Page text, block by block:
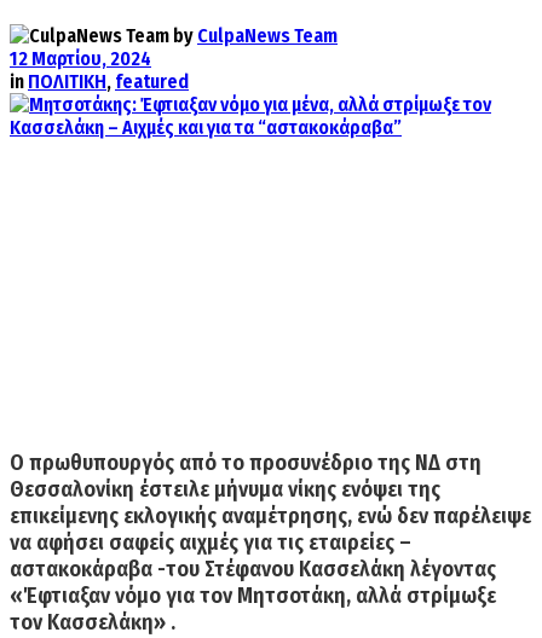
by CulpaNews Team
12 Μαρτίου, 2024
in ΠΟΛΙΤΙΚΗ, featured
Ο πρωθυπουργός από το προσυνέδριο της ΝΔ στη
Θεσσαλονίκη έστειλε μήνυμα νίκης ενόψει της
επικείμενης εκλογικής αναμέτρησης, ενώ δεν παρέλειψε
να αφήσει σαφείς αιχμές για τις εταιρείες –
αστακοκάραβα -του Στέφανου Κασσελάκη λέγοντας
«Έφτιαξαν νόμο για τον Μητσοτάκη, αλλά στρίμωξε
τον Κασσελάκη» .